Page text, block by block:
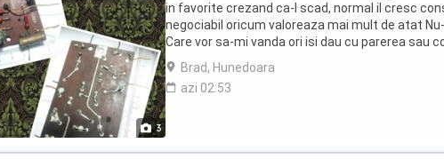
3
in favorite crezand ca-l scad, normal il cresc
negociabil oricum valoreaza mai mult de atat
Care vor sa-mi vanda ori isi dau cu parerea sau
ignor si blochez Rog ...
Brad, Hunedoara
azi 02:53